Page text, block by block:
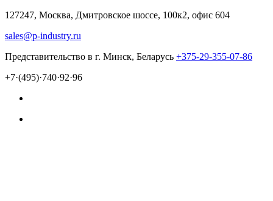
127247, Москва, Дмитровское шоссе, 100к2, офис 604
sales@p-industry.ru
Представительство в г. Минск, Беларусь +375-29-355-07-86
+7·(495)·740·92·96